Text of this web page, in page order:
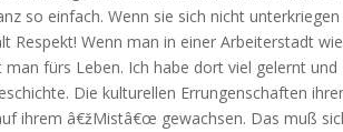
so einfach. Wenn sie sich nicht unterkriegen
Respekt! Wenn man in einer Arbeiterstadt wie
fürs Leben. Ich habe dort viel gelernt und
Die kulturellen Errungenschaften ihrer
ihrem â€žMistâ€œ gewachsen. Das muß